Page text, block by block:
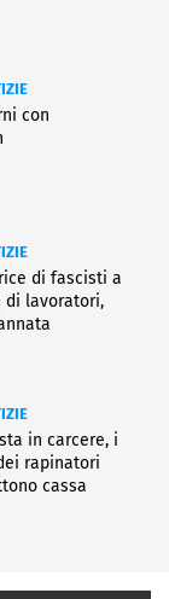
con
di fascisti a
di lavoratori,
in carcere, i
rapinatori
cassa